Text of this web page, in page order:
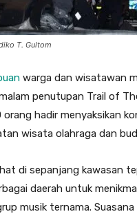
T. Gultom
warga dan wisatawan
penutupan Trail of
orang hadir menyaksikan
wisata olahraga dan
di sepanjang kawasan
daerah untuk
musik ternama.